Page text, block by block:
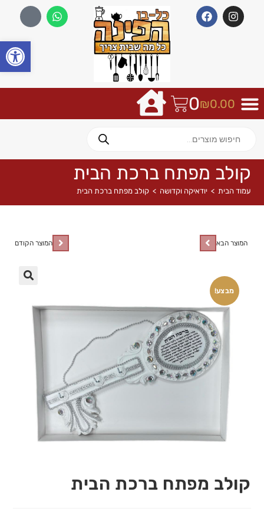
₪0.00
0
קולב מפתח ברכת הבית
עמוד הבית > יודאיקה וקדושה > קולב מפתח ברכת הבית
מבצע!
המוצר הקודם המוצר הבא
קולב מפתח ברכת הבית